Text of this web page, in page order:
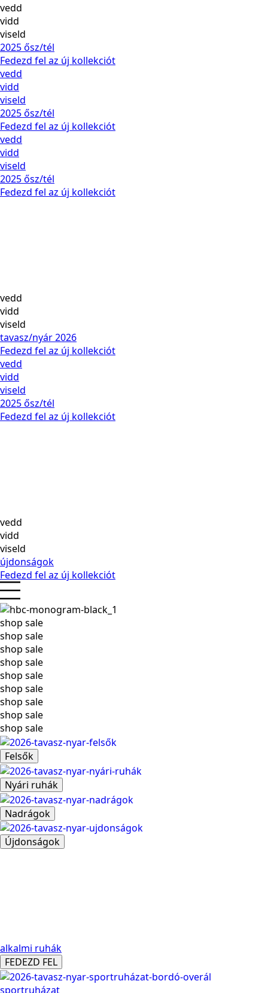
vedd
vidd
viseld
2025 ősz/tél
Fedezd fel az új kollekciót
vedd
vidd
viseld
2025 ősz/tél
Fedezd fel az új kollekciót
vedd
vidd
viseld
2025 ősz/tél
Fedezd fel az új kollekciót
vedd
vidd
viseld
tavasz/nyár 2026
Fedezd fel az új kollekciót
vedd
vidd
viseld
2025 ősz/tél
Fedezd fel az új kollekciót
vedd
vidd
viseld
újdonságok
Fedezd fel az új kollekciót
shop sale
shop sale
shop sale
shop sale
shop sale
shop sale
shop sale
shop sale
shop sale
Felsők
Nyári ruhák
Nadrágok
Újdonságok
alkalmi ruhák
FEDEZD FEL
sportruházat